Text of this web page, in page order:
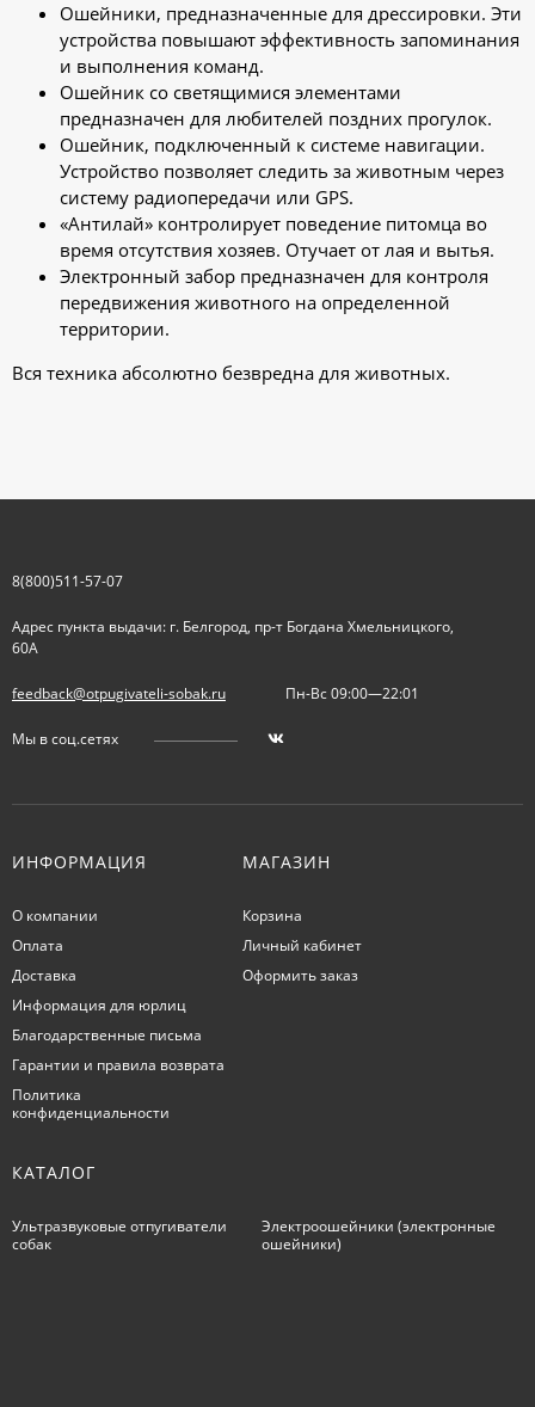
Ошейники, предназначенные для дрессировки. Эти
устройства повышают эффективность запоминания
и выполнения команд.
Ошейник со светящимися элементами
предназначен для любителей поздних прогулок.
Ошейник, подключенный к системе навигации.
Устройство позволяет следить за животным через
систему радиопередачи или GPS.
«Антилай» контролирует поведение питомца во
время отсутствия хозяев. Отучает от лая и вытья.
Электронный забор предназначен для контроля
передвижения животного на определенной
территории.
Вся техника абсолютно безвредна для животных.
8(800)511-57-07
Адрес пункта выдачи: г. Белгород, пр-т Богдана Хмельницкого,
60А
feedback@otpugivateli-sobak.ru Пн-Вс 09:00—22:01
Мы в соц.сетях
ИНФОРМАЦИЯ
О компании
Оплата
Доставка
Информация для юрлиц
Благодарственные письма
Гарантии и правила возврата
Политика
конфиденциальности
МАГАЗИН
Корзина
Личный кабинет
Оформить заказ
КАТАЛОГ
Ультразвуковые отпугиватели
собак
Электроошейники (электронные
ошейники)